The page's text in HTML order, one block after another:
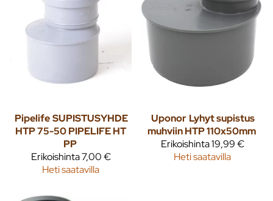
PipelifeSUPISTUSYHDE
HTP 75-50 PIPELIFE HT
PP
Erikoishinta7,00 €
Heti saatavilla
Uponor Lyhyt supistus
muhviin HTP 110x50mm
Erikoishinta19,99 €
Heti saatavilla